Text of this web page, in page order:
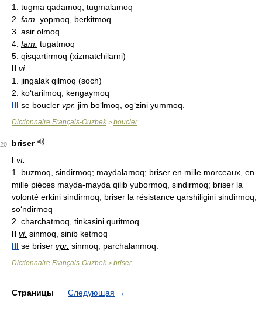
1. tugma qadamoq, tugmalamoq
2. fam. yopmoq, berkitmoq
3. asir olmoq
4. fam. tugatmoq
5. qisqartirmoq (xizmatchilarni)
II vi.
1. jingalak qilmoq (soch)
2. ko‘tarilmoq, kengaymoq
III se boucler vpr. jim bo‘lmoq, og‘zini yummoq.
Dictionnaire Français-Ouzbek > boucler
20
briser
I vt.
1. buzmoq, sindirmoq; maydalamoq; briser en mille morceaux, en
mille pièces mayda-mayda qilib yubormoq, sindirmoq; briser la
volonté erkini sindirmoq; briser la résistance qarshiligini sindirmoq,
so‘ndirmoq
2. charchatmoq, tinkasini quritmoq
II vi. sinmoq, sinib ketmoq
III se briser vpr. sinmoq, parchalanmoq.
Dictionnaire Français-Ouzbek > briser
Страницы Следующая →